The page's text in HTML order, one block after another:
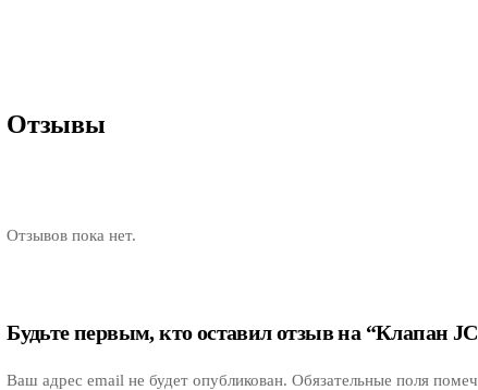
Отзывы
Отзывов пока нет.
Будьте первым, кто оставил отзыв на “Клапан
Ваш адрес email не будет опубликован. Обязательные поля